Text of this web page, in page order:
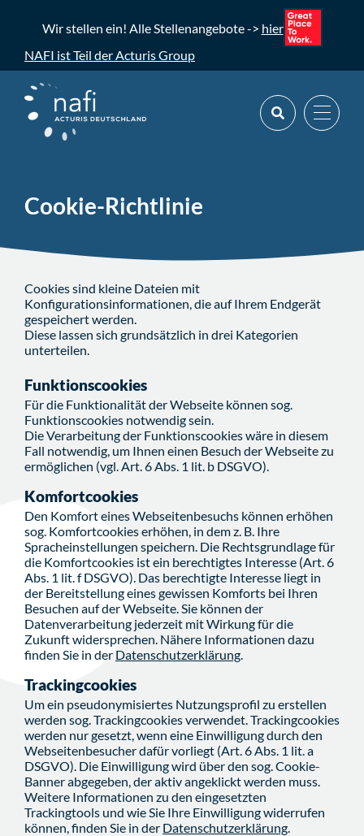
Wir stellen ein! Alle Stellenangebote -> hier
NAFI ist Teil der Acturis Group
Cookie-Richtlinie
Cookies sind kleine Dateien mit
Konfigurationsinformationen, die auf Ihrem Endgerät
gespeichert werden.
Diese lassen sich grundsätzlich in drei Kategorien
unterteilen.
Funktionscookies
Für die Funktionalität der Webseite können sog.
Funktionscookies notwendig sein.
Die Verarbeitung der Funktionscookies wäre in diesem
Fall notwendig, um Ihnen einen Besuch der Webseite zu
ermöglichen (vgl. Art. 6 Abs. 1 lit. b DSGVO).
Komfortcookies
Den Komfort eines Webseitenbesuchs können erhöhen
sog. Komfortcookies erhöhen, in dem z. B. Ihre
Spracheinstellungen speichern. Die Rechtsgrundlage für
die Komfortcookies ist ein berechtigtes Interesse (Art. 6
Abs. 1 lit. f DSGVO). Das berechtigte Interesse liegt in
der Bereitstellung eines gewissen Komforts bei Ihren
Besuchen auf der Webseite. Sie können der
Datenverarbeitung jederzeit mit Wirkung für die
Zukunft widersprechen. Nähere Informationen dazu
finden Sie in der Datenschutzerklärung
Trackingcookies
Um ein pseudonymisiertes Nutzungsprofil zu erstellen
werden sog. Trackingcookies verwendet. Trackingcookies
werden nur gesetzt, wenn eine Einwilligung durch den
Webseitenbesucher dafür vorliegt (Art. 6 Abs. 1 lit. a
DSGVO). Die Einwilligung wird über den sog. Cookie-
Banner abgegeben, der aktiv angeklickt werden muss.
Weitere Informationen zu den eingesetzten
Trackingtools und wie Sie Ihre Einwilligung widerrufen
können, finden Sie in der Datenschutzerklärung